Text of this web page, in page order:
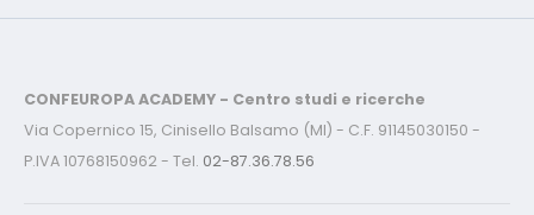
CONFEUROPA ACADEMY - Centro studi e ricerche
Via Copernico 15, Cinisello Balsamo (MI) - C.F. 91145030150 -
P.IVA 10768150962 - Tel. 02-87.36.78.56